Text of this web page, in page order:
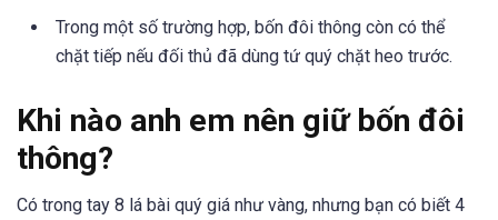
Trong một số trường hợp, bốn đôi thông còn có thể
chặt tiếp nếu đối thủ đã dùng tứ quý chặt heo trước.
Khi nào anh em nên giữ bốn đôi
thông?
Có trong tay 8 lá bài quý giá như vàng, nhưng bạn có biết 4